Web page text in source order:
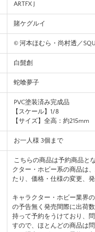
ARTFX J
賭ケグルイ
© 河本ほむら・尚村透／
白髭創
蛇喰夢子
PVC塗装済み完成品
【スケール】1/8
【サイズ】全高：約215mm
お一人様 3個まで
こちらの商品は予約商品と
クター・ホビー系の商品は
たり、価格・仕様の変更、
キャラクター・ホビー業界
の予告無く発売間際に出荷
持って予約をうけており、
すので、ほとんどの商品は